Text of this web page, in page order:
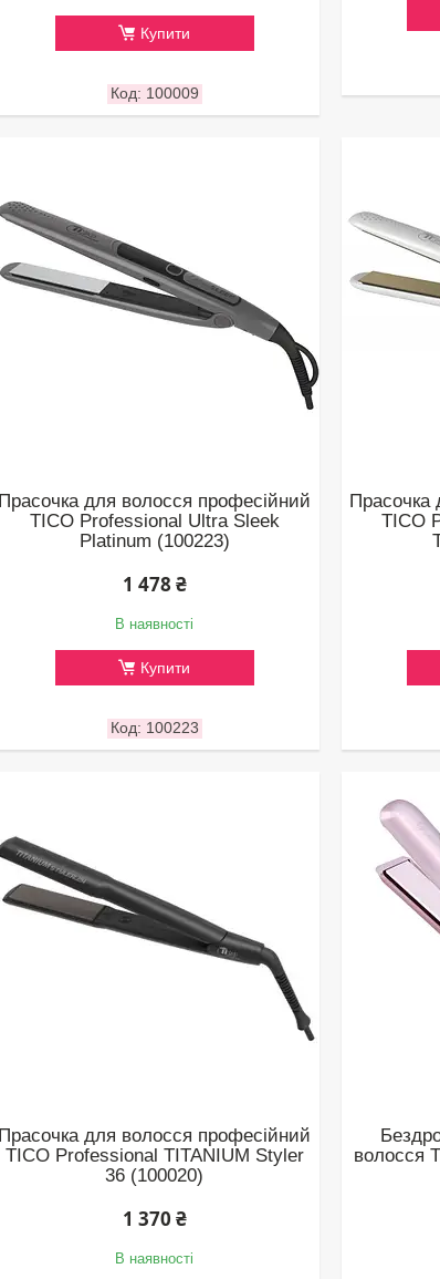
Купити
100009
Прасочка для волосся професійний
TICO Professional Ultra Sleek
Platinum (100223)
1 478 ₴
В наявності
Купити
100223
Прасочка
TICO
Прасочка для волосся професійний
TICO Professional TITANIUM Styler
36 (100020)
1 370 ₴
В наявності
волосся